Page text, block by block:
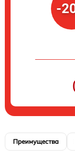
-
Преимущества